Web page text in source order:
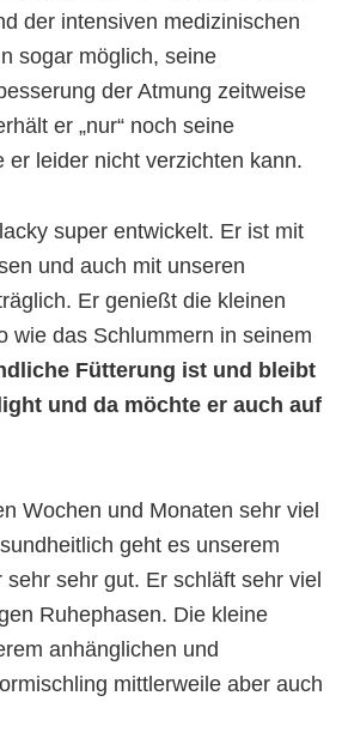
der intensiven medizinischen
sogar möglich, seine
der Atmung zeitweise
er „nur“ noch seine
er leider nicht verzichten kann.
super entwickelt. Er ist mit
und auch mit unseren
Er genießt die kleinen
wie das Schlummern in seinem
Fütterung ist und bleibt
und da möchte er auch auf
Wochen und Monaten sehr viel
geht es unserem
sehr gut. Er schläft sehr viel
Ruhephasen. Die kleine
anhänglichen und
mittlerweile aber auch